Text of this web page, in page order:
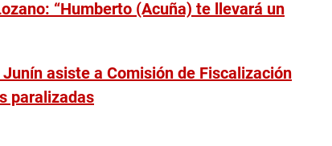
“Humberto (Acuña) te llevará un
asiste a Comisión de Fiscalización
paralizadas